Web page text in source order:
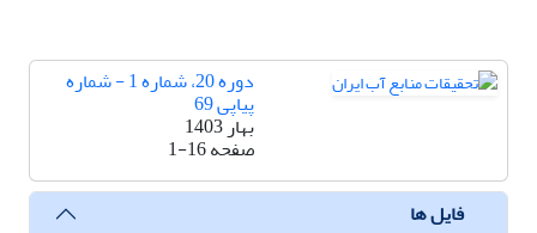
دوره 20، شماره 1 - شماره
پیاپی 69
بهار 1403
صفحه1-16
فایل ها